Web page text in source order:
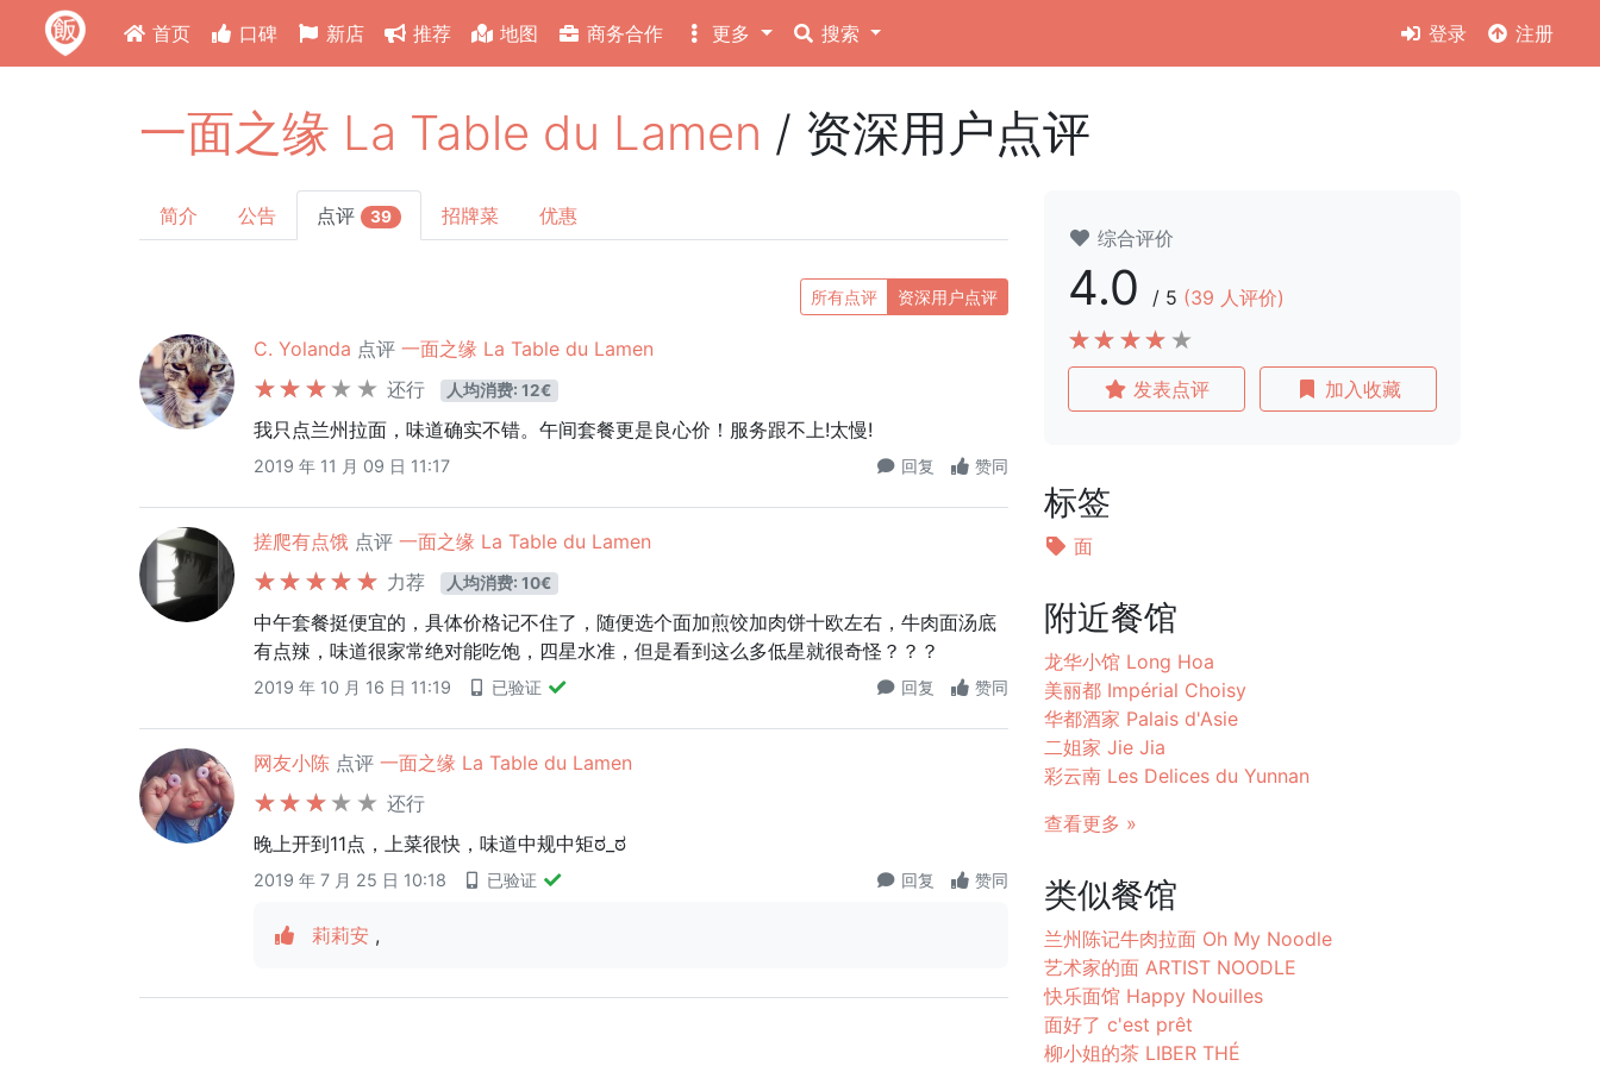
首页 口碑 新店 推荐 地图 商务合作 更多 搜索 登录 注册
一面之缘 La Table du Lamen / 资深用户点评
简介 公告 点评 39 招牌菜 优惠
所有点评 资深用户点评
C. Yolanda 点评 一面之缘 La Table du Lamen
还行
人均消费: 12€
我只点兰州拉面，味道确实不错。午间套餐更是良心价！服务跟不上!太慢!
2019 年 11 月 09 日 11:17 回复 赞同
搓爬有点饿 点评 一面之缘 La Table du Lamen
力荐
人均消费: 10€
中午套餐挺便宜的，具体价格记不住了，随便选个面加煎饺加肉饼十欧左右，牛肉面汤底
有点辣，味道很家常绝对能吃饱，四星水准，但是看到这么多低星就很奇怪？？？
2019 年 10 月 16 日 11:19 已验证 回复 赞同
网友小陈 点评 一面之缘 La Table du Lamen
还行
晚上开到11点，上菜很快，味道中规中矩ಠ_ಠ
2019 年 7 月 25 日 10:18 已验证 回复 赞同
莉莉安 ,
综合评价
4.0 / 5 (39 人评价)
发表点评 加入收藏
标签
面
附近餐馆
龙华小馆 Long Hoa
美丽都 Impérial Choisy
华都酒家 Palais d'Asie
二姐家 Jie Jia
彩云南 Les Delices du Yunnan
查看更多 »
类似餐馆
兰州陈记牛肉拉面 Oh My Noodle
艺术家的面 ARTIST NOODLE
快乐面馆 Happy Nouilles
面好了 c'est prêt
柳小姐的茶 LIBER THÉ